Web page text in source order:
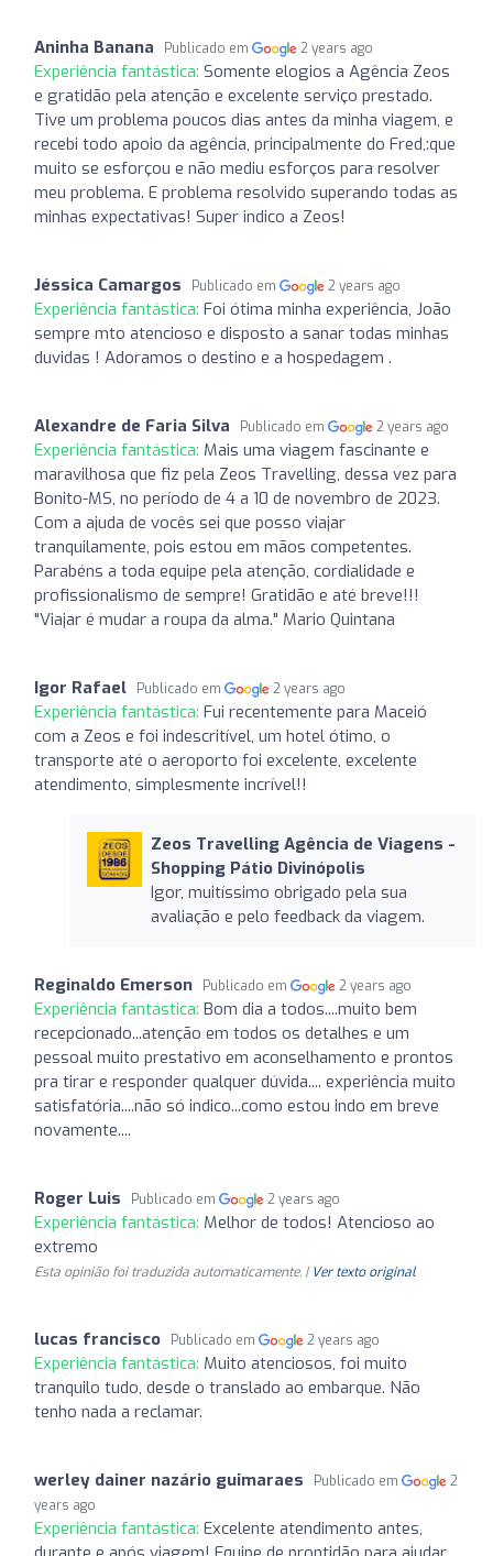
Aninha Banana Publicado em 2 years ago
Experiência fantástica: Somente elogios a Agência Zeos
e gratidão pela atenção e excelente serviço prestado.
Tive um problema poucos dias antes da minha viagem, e
recebi todo apoio da agência, principalmente do Fred,:que
muito se esforçou e não mediu esforços para resolver
meu problema. E problema resolvido superando todas as
minhas expectativas! Super indico a Zeos!
Jéssica Camargos Publicado em 2 years ago
Experiência fantástica: Foi ótima minha experiência, João
sempre mto atencioso e disposto a sanar todas minhas
duvidas ! Adoramos o destino e a hospedagem .
Alexandre de Faria Silva Publicado em 2 years ago
Experiência fantástica: Mais uma viagem fascinante e
maravilhosa que fiz pela Zeos Travelling, dessa vez para
Bonito-MS, no período de 4 a 10 de novembro de 2023.
Com a ajuda de vocês sei que posso viajar
tranquilamente, pois estou em mãos competentes.
Parabéns a toda equipe pela atenção, cordialidade e
profissionalismo de sempre! Gratidão e até breve!!!
"Viajar é mudar a roupa da alma." Mario Quintana
Igor Rafael Publicado em 2 years ago
Experiência fantástica: Fui recentemente para Maceió
com a Zeos e foi indescritível, um hotel ótimo, o
transporte até o aeroporto foi excelente, excelente
atendimento, simplesmente incrível!!
Zeos Travelling Agência de Viagens -
Shopping Pátio Divinópolis
Igor, muitíssimo obrigado pela sua
avaliação e pelo feedback da viagem.
Reginaldo Emerson Publicado em 2 years ago
Experiência fantástica: Bom dia a todos....muito bem
recepcionado...atenção em todos os detalhes e um
pessoal muito prestativo em aconselhamento e prontos
pra tirar e responder qualquer dúvida.... experiência muito
satisfatória....não só indico...como estou indo em breve
novamente....
Roger Luis Publicado em 2 years ago
Experiência fantástica: Melhor de todos! Atencioso ao
extremo
Esta opinião foi traduzida automaticamente. | Ver texto original
lucas francisco Publicado em 2 years ago
Experiência fantástica: Muito atenciosos, foi muito
tranquilo tudo, desde o translado ao embarque. Não
tenho nada a reclamar.
werley dainer nazário guimaraes Publicado em
2
years ago
Experiência fantástica: Excelente atendimento antes,